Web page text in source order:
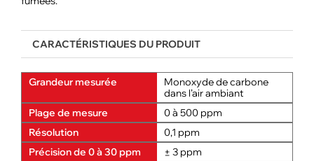
CARACTÉRISTIQUES DU PRODUIT
Grandeur mesurée
Monoxyde de carbone
dans l’air ambiant
Plage de mesure
0 à 500 ppm
Résolution
0,1 ppm
Précision de 0 à 30 ppm
± 3 ppm